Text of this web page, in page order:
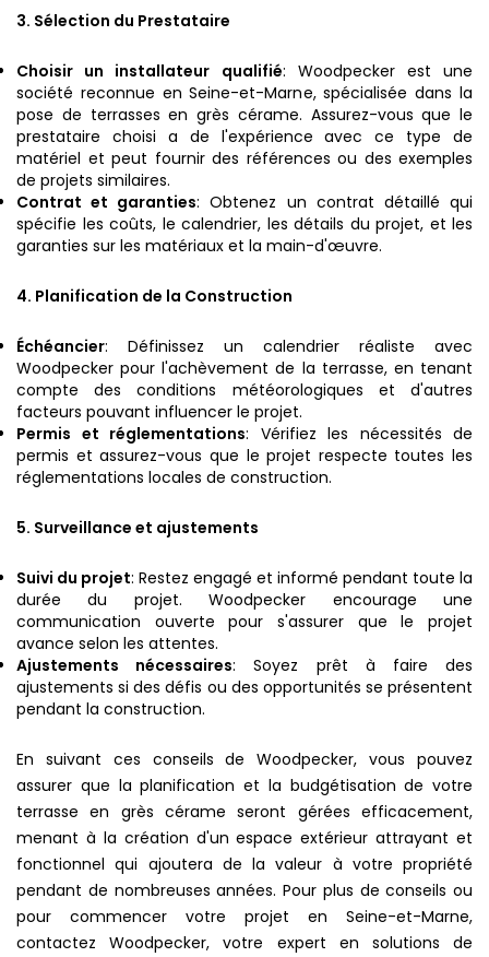
3. Sélection du Prestataire
Choisir un installateur qualifié: Woodpecker est une
société reconnue en Seine-et-Marne, spécialisée dans la
pose de terrasses en grès cérame. Assurez-vous que le
prestataire choisi a de l'expérience avec ce type de
matériel et peut fournir des références ou des exemples
de projets similaires.
Contrat et garanties: Obtenez un contrat détaillé qui
spécifie les coûts, le calendrier, les détails du projet, et les
garanties sur les matériaux et la main-d'œuvre.
4. Planification de la Construction
Échéancier: Définissez un calendrier réaliste avec
Woodpecker pour l'achèvement de la terrasse, en tenant
compte des conditions météorologiques et d'autres
facteurs pouvant influencer le projet.
Permis et réglementations: Vérifiez les nécessités de
permis et assurez-vous que le projet respecte toutes les
réglementations locales de construction.
5. Surveillance et ajustements
Suivi du projet: Restez engagé et informé pendant toute la
durée du projet. Woodpecker encourage une
communication ouverte pour s'assurer que le projet
avance selon les attentes.
Ajustements nécessaires: Soyez prêt à faire des
ajustements si des défis ou des opportunités se présentent
pendant la construction.
En suivant ces conseils de Woodpecker, vous pouvez
assurer que la planification et la budgétisation de votre
terrasse en grès cérame seront gérées efficacement,
menant à la création d'un espace extérieur attrayant et
fonctionnel qui ajoutera de la valeur à votre propriété
pendant de nombreuses années. Pour plus de conseils ou
pour commencer votre projet en Seine-et-Marne,
contactez Woodpecker, votre expert en solutions de